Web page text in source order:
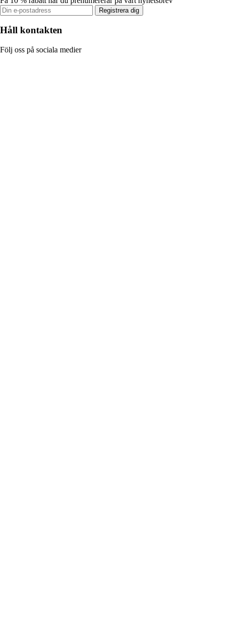
Registrera dig
Håll kontakten
Följ oss på sociala medier